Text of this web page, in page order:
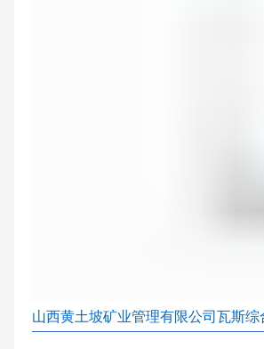
山西黄土坡矿业管理有限公司瓦斯综